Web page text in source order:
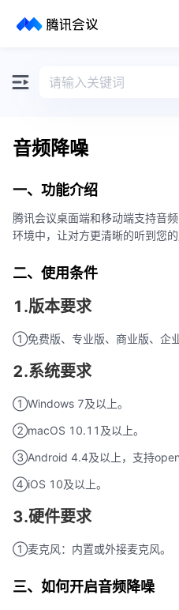
音频降噪
一、功能介绍
腾讯会议桌面端和移动端支持音
环境中，让对方更清晰的听到您的
二、使用条件
1.版本要求
①免费版、专业版、商业版、企
2.系统要求
①Windows 7及以上。
②macOS 10.11及以上。
③Android 4.4及以上，支持
④iOS 10及以上。
3.硬件要求
①麦克风：内置或外接麦克风。
三、如何开启音频降噪